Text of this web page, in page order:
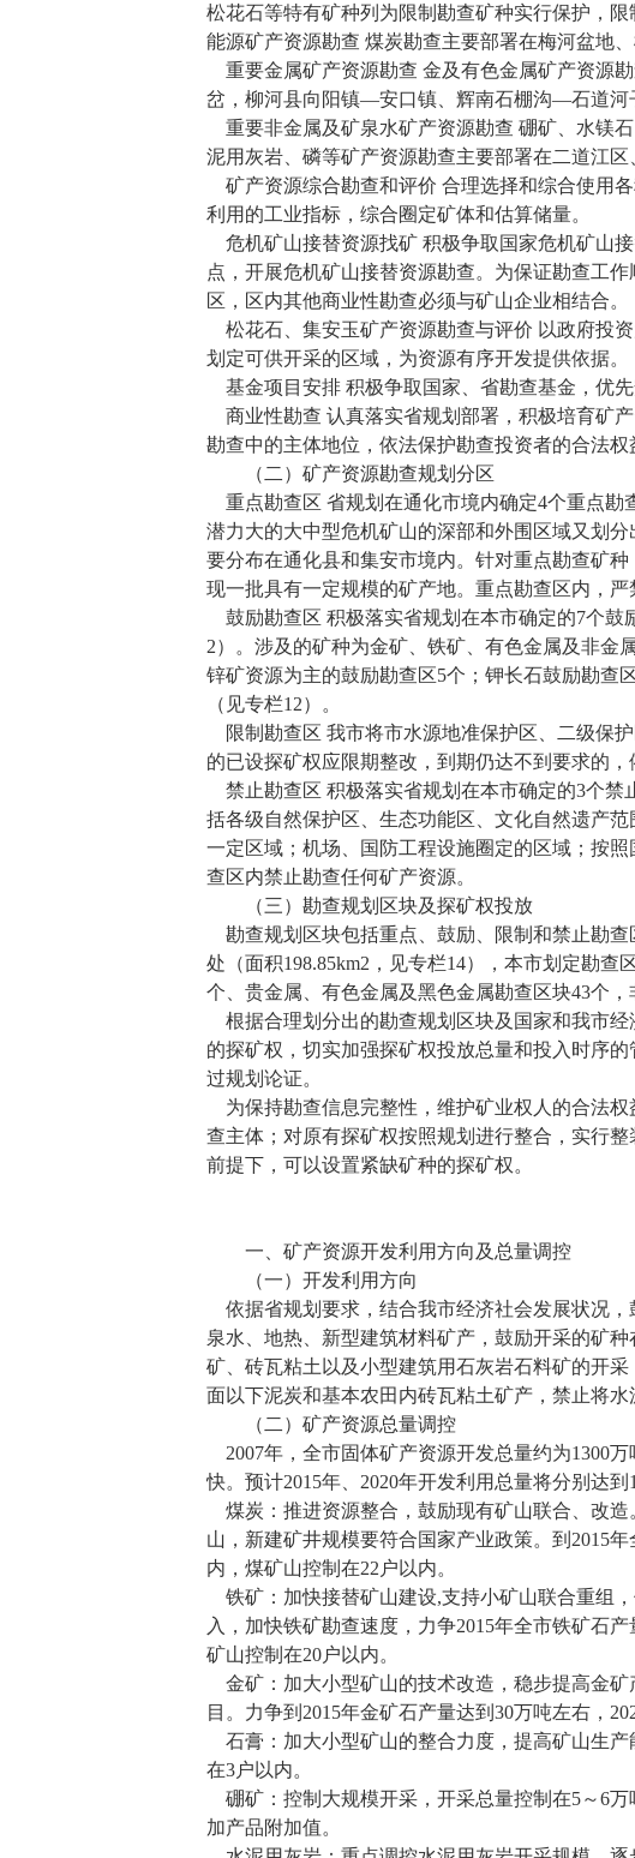
松花石等特有矿种列为限制勘查矿种实行保护，限
能源矿产资源勘查 煤炭勘查主要部署在梅河盆地
重要金属矿产资源勘查 金及有色金属矿产资
岔，柳河县向阳镇—安口镇、辉南石棚沟—石道
重要非金属及矿泉水矿产资源勘查 硼矿、水镁
泥用灰岩、磷等矿产资源勘查主要部署在二道江
矿产资源综合勘查和评价 合理选择和综合使用
利用的工业指标，综合圈定矿体和估算储量。
危机矿山接替资源找矿 积极争取国家危机矿山
点，开展危机矿山接替资源勘查。为保证勘查工
区，区内其他商业性勘查必须与矿山企业相结合。
松花石、集安玉矿产资源勘查与评价 以政府投
划定可供开采的区域，为资源有序开发提供依据。
基金项目安排 积极争取国家、省勘查基金，优
商业性勘查 认真落实省规划部署，积极培育矿
勘查中的主体地位，依法保护勘查投资者的合法
（二）矿产资源勘查规划分区
重点勘查区 省规划在通化市境内确定4个重点勘
潜力大的大中型危机矿山的深部和外围区域又划分
要分布在通化县和集安市境内。针对重点勘查矿
现一批具有一定规模的矿产地。重点勘查区内，
鼓励勘查区 积极落实省规划在本市确定的7个鼓
2）。涉及的矿种为金矿、铁矿、有色金属及非金
锌矿资源为主的鼓励勘查区5个；钾长石鼓励勘查
（见专栏12）。
限制勘查区 我市将市水源地准保护区、二级保
的已设探矿权应限期整改，到期仍达不到要求的，
禁止勘查区 积极落实省规划在本市确定的3个禁
括各级自然保护区、生态功能区、文化自然遗产
一定区域；机场、国防工程设施圈定的区域；按
查区内禁止勘查任何矿产资源。
（三）勘查规划区块及探矿权投放
勘查规划区块包括重点、鼓励、限制和禁止勘查
处（面积198.85km2 ，见专栏14），本市划定勘查
个、贵金属、有色金属及黑色金属勘查区块43个，
根据合理划分出的勘查规划区块及国家和我市
的探矿权，切实加强探矿权投放总量和投入时序
过规划论证。
为保持勘查信息完整性，维护矿业权人的合法
查主体；对原有探矿权按照规划进行整合，实行
前提下，可以设置紧缺矿种的探矿权。
一、矿产资源开发利用方向及总量调控
（一）开发利用方向
依据省规划要求，结合我市经济社会发展状况
泉水、地热、新型建筑材料矿产，鼓励开采的矿
矿、砖瓦粘土以及小型建筑用石灰岩石料矿的开
面以下泥炭和基本农田内砖瓦粘土矿产，禁止将水
（二）矿产资源总量调控
2007年，全市固体矿产资源开发总量约为1300万
快。预计2015年、 2020年开发利用总量将分别达到
煤炭：推进资源整合，鼓励现有矿山联合、改
山，新建矿井规模要符合国家产业政策。到 2015年
内，煤矿山控制在22 户以内。
铁矿：加快接替矿山建设,支持小矿山联合重组
入，加快铁矿勘查速度，力争2015年全市铁矿石产
矿山控制在20户以内。
金矿：加大小型矿山的技术改造，稳步提高金
目。力争到 2015年金矿石产量达到 30万吨左右，
石膏：加大小型矿山的整合力度，提高矿山生产
在3户以内。
硼矿：控制大规模开采，开采总量控制在5～6万
加产品附加值。